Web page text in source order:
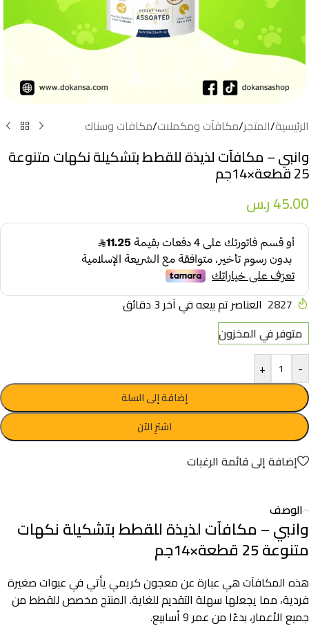
الرئيسية/المتجر/مكافآت ومكملات/مكافات وسناك
وانبي – مكافآت لذيذة للقطط بتشكيلة نكهات متنوعة
25 قطعة×14جم
45.00ر.س
2827 العناصر تم بيعه في آخر 3 دقائق
متوفر في المخزون
-
+
إضافة إلى السلة
اشترِ الآن
إضافة إلى قائمة الرغبات
الوصف
وانبي – مكافآت لذيذة للقطط بتشكيلة نكهات
متنوعة 25 قطعة×14جم
هذه المكافآت هي عبارة عن معجون كريمي يأتي في عبوات صغيرة
فردية، مما يجعلها سهلة التقديم للغاية. المنتج مخصص للقطط من
جميع الأعمار، بدءًا من عمر 9 أسابيع.